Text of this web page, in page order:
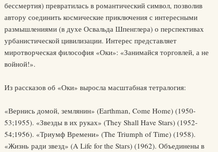
бессмертия) превратилась в романтический символ, позволив
автору соединить космические приключения с интересными
размышлениями (в духе Освальда Шпенглера) о перспективах
урбанистической цивилизации. Интерес представляет
миротворческая философия «Оки»: «Занимайся торговлей, а не
войной!».
Из рассказов об «Оки» выросла масштабная тетралогия:
«Вернись домой, землянин» (Earthman, Come Home) (1950-
53;1955). «Звезды в их руках» (They Shall Have Stars) (1952-
54;1956). «Триумф Времени» (The Triumph of Time) (1958).
«Жизнь ради звезд» (A Life for the Stars) (1962). Объединены в